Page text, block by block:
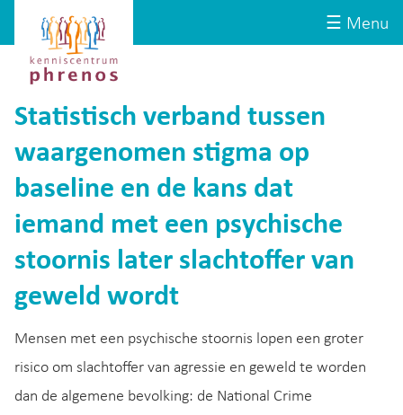
☰ Menu
Kenniscentrum
Phrenos
website
Statistisch verband tussen
waargenomen stigma op
baseline en de kans dat
iemand met een psychische
stoornis later slachtoffer van
geweld wordt
Mensen met een psychische stoornis lopen een groter
risico om slachtoffer van agressie en geweld te worden
dan de algemene bevolking: de National Crime